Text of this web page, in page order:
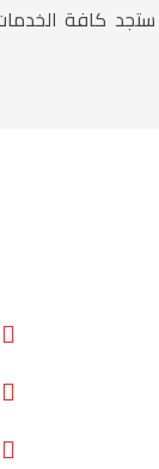
كافة